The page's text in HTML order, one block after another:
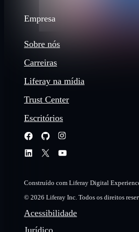
Empresa
Sobre nós
Carreiras
Liferay na mídia
Trust Center
Escritórios
Construído com Liferay Digital
© 2026 Liferay Inc. Todos os direitos
Acessibilidade